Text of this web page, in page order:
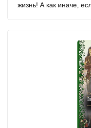
жизнь! А как иначе,